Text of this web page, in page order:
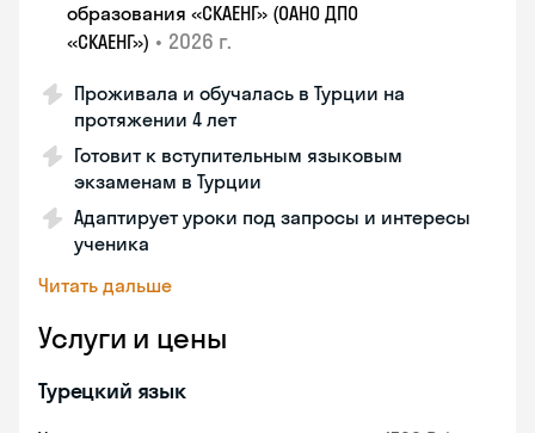
образования «СКАЕНГ» (ОАНО ДПО
«СКАЕНГ») • 2026 г.
Проживала и обучалась в Турции на
протяжении 4 лет
Готовит к вступительным языковым
экзаменам в Турции
Адаптирует уроки под запросы и интересы
ученика
Читать дальше
Услуги и цены
Турецкий язык